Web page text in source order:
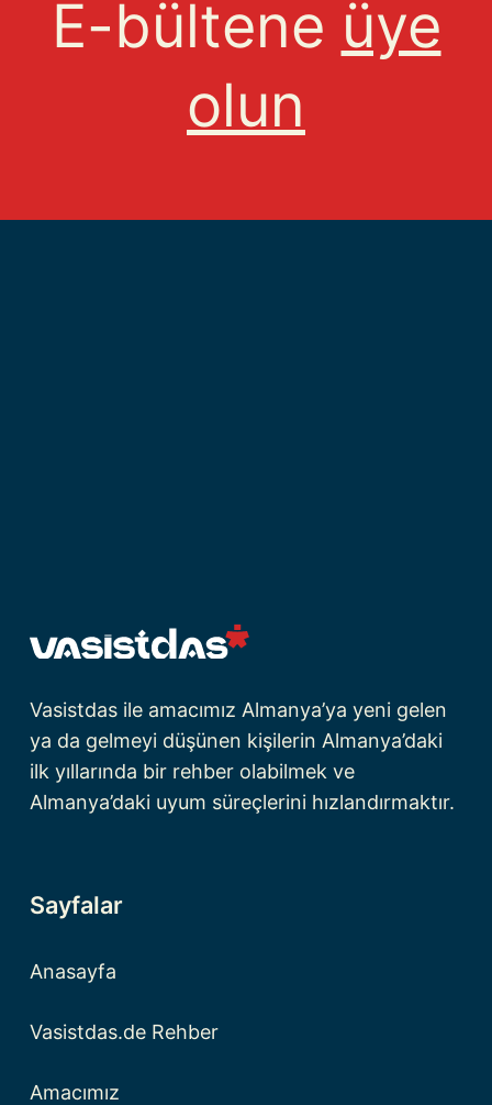
E-bültene üye
olun
Vasistdas ile amacımız Almanya’ya yeni gelen
ya da gelmeyi düşünen kişilerin Almanya’daki
ilk yıllarında bir rehber olabilmek ve
Almanya’daki uyum süreçlerini hızlandırmaktır.
Sayfalar
Anasayfa
Vasistdas.de Rehber
Amacımız